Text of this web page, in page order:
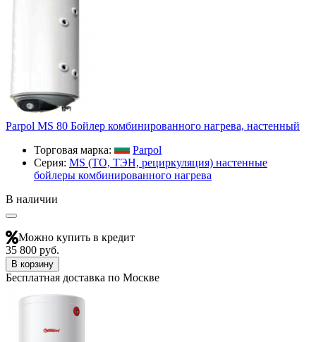
Parpol МS 80 Бойлер комбинированного нагрева, настенный
Торговая марка:
Parpol
Серия: МS (ТО, ТЭН, рециркуляция) настенные
бойлеры комбинированного нагрева
В наличии
Можно купить в кредит
35 800 руб.
В корзину
Бесплатная доставка по Москве